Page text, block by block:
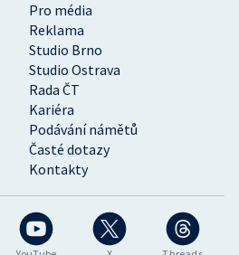
Pro média
Reklama
Studio Brno
Studio Ostrava
Rada ČT
Kariéra
Podávání námětů
Časté dotazy
Kontakty